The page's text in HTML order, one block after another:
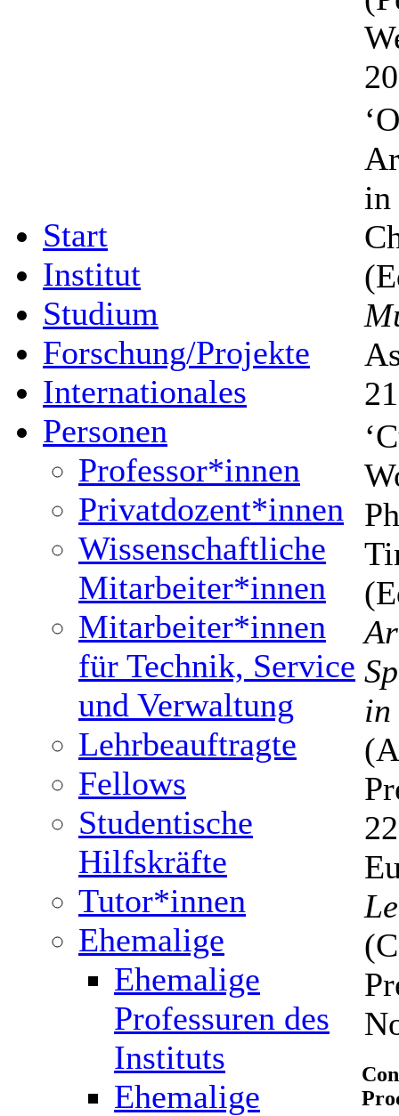
Start
Institut
Studium
Forschung/Projekte
Internationales
Personen
Professor*innen
Privatdozent*innen
Wissenschaftliche
Mitarbeiter*innen
Mitarbeiter*innen
für Technik, Service
und Verwaltung
Lehrbeauftragte
Fellows
Studentische
Hilfskräfte
Tutor*innen
Ehemalige
Ehemalige
Professuren des
Instituts
Ehemalige
in
in